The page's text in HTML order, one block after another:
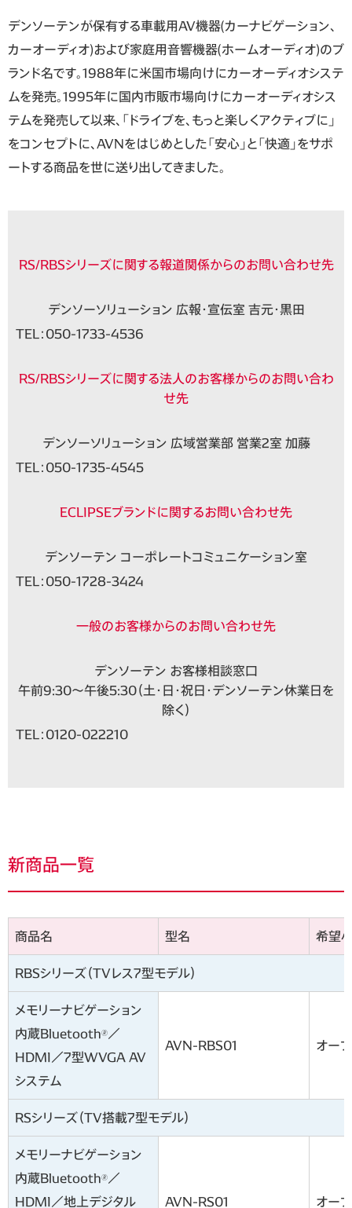
デンソーテンが保有する車載用AV機器(カーナビゲーション、
カーオーディオ)および家庭用音響機器(ホームオーディオ)のブ
ランド名です。1988年に米国市場向けにカーオーディオシステ
ムを発売。1995年に国内市販市場向けにカーオーディオシス
テムを発売して以来、「ドライブを、もっと楽しくアクティブに」
をコンセプトに、AVNをはじめとした「安心」と「快適」をサポ
ートする商品を世に送り出してきました。
RS/RBSシリーズに関する報道関係からのお問い合わせ先
デンソーソリューション 広報・宣伝室 吉元・黒田
TEL：050-1733-4536
RS/RBSシリーズに関する法人のお客様からのお問い合わ
せ先
デンソーソリューション 広域営業部 営業2室 加藤
TEL：050-1735-4545
ECLIPSEブランドに関するお問い合わせ先
デンソーテン コーポレートコミュニケーション室
TEL：050-1728-3424
一般のお客様からのお問い合わせ先
デンソーテン お客様相談窓口
午前9:30～午後5:30（土・日・祝日・デンソーテン休業日を
除く）
TEL：0120-022210
新商品一覧
商品名 型名 希望
RBSシリーズ（TVレス7型モデル）
メモリーナビゲーション
内蔵Bluetooth🄬／
HDMI／7型WVGA AV
システム
AVN-RBS01 オー
RSシリーズ（TV搭載7型モデル）
メモリーナビゲーション
内蔵Bluetooth🄬／
HDMI／地上デジタル
AVN-RS01 オー